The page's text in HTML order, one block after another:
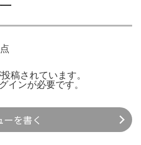
稿されています。
インが必要です。
ーを書く